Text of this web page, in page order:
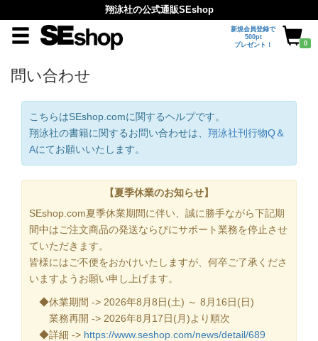
翔泳社の公式通販SEshop
新規会員登録で
500pt
プレゼント！
0
問い合わせ
こちらはSEshop.comに関するヘルプです。
翔泳社の書籍に関するお問い合わせは、 翔泳社刊行物Q＆
Aにてお願いいたします。
【夏季休業のお知らせ】
SEshop.com夏季休業期間に伴い、誠に勝手ながら下記期
間中はご注文商品の発送ならびにサポート業務を停止させ
ていただきます。
皆様にはご不便をおかけいたしますが、何卒ご了承くださ
いますようお願い申し上げます。
◆休業期間 -> 2026年8月8日(土) ～ 8月16日(日)
業務再開 -> 2026年8月17日(月)より順次
◆詳細 -> https://www.seshop.com/news/detail/689